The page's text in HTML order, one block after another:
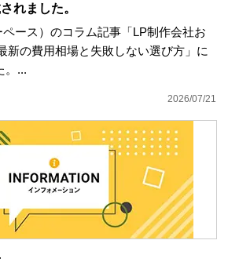
れました。
ース）のコラム記事「LP制作会社お
新の費用相場と失敗しない選び方」に
。...
2026/07/21